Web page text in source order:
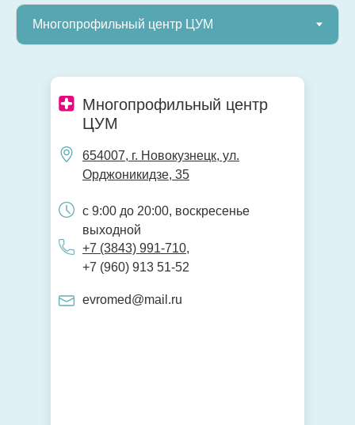
Многопрофильный центр
ЦУМ
654007, г. Новокузнецк, ул.
Орджоникидзе, 35
с 9:00 до 20:00, воскресенье
выходной
+7 (3843) 991-710,
+7 (960) 913 51-52
evromed@mail.ru